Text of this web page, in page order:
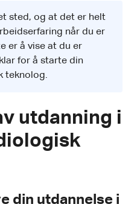
sted, og at det er helt
når du er
er å vise at du er
for å starte din
teknolog.
utdanning i
din utdannelse i